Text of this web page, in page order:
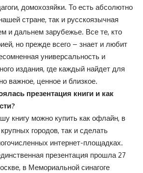
домохозяйки. То есть абсолютно
стране, так и русскоязычная
и дальнем зарубежье. Все те, кто
но прежде всего – знает и любит
универсальность и
издания, где каждый найдет для
важное, ценное и близкое.
презентация книги и как
книгу можно купить как офлайн, в
городов, так и сделать
интернет-площадках.
презентация прошла 27
в Мемориальной синагоге